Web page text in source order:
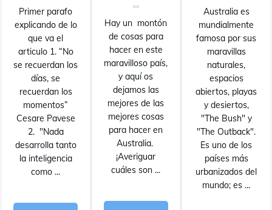
Primer parafo
explicando de lo
que va el
articulo 1. “No
se recuerdan los
días, se
recuerdan los
momentos”
Cesare Pavese
2. "Nada
desarrolla tanto
la inteligencia
como ...
Hay un montón
de cosas para
hacer en este
maravilloso país,
y aquí os
dejamos las
mejores de las
mejores cosas
para hacer en
Australia.
¡Averiguar
cuáles son ...
Australia es
mundialmente
famosa por sus
maravillas
naturales,
espacios
abiertos, playas
y desiertos,
"The Bush" y
"The Outback".
Es uno de los
países más
urbanizados del
mundo; es ...